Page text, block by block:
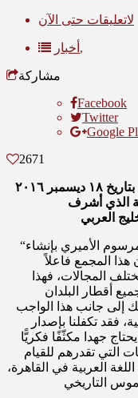
لاتعليقات حتى الآن
أخبار,
مشاركة
Facebook
Twitter
Google
2671
كلمة صاحب السمو بمناسبة إنشاء المجمع بتاريخ ١٨ ديسمبر ٢٠١٦
الذي أشرف
“إنّها لمناسبة سعيدة أن يكون فيها إصدار المرسوم الأميري بإنشاء
هذا المجمع فاعلاً
المجالات، فهذا
أقطار البلدان
إلى جانب هذا الواجب
فقد تكفلنا بإصدار
جهدا مكثّفًا فكريًّا
التي تقدرهم للقيام
العربية في القاهرة،